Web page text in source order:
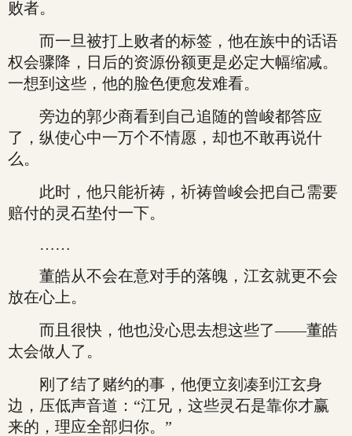
败者。
而一旦被打上败者的标签，他在族中的话语
权会骤降，日后的资源份额更是必定大幅缩减。
一想到这些，他的脸色便愈发难看。
旁边的郭少商看到自己追随的曾峻都答应
了，纵使心中一万个不情愿，却也不敢再说什
么。
此时，他只能祈祷，祈祷曾峻会把自己需要
赔付的灵石垫付一下。
……
董皓从不会在意对手的落魄，江玄就更不会
放在心上。
而且很快，他也没心思去想这些了——董皓
太会做人了。
刚了结了赌约的事，他便立刻凑到江玄身
边，压低声音道：“江兄，这些灵石是靠你才赢
来的，理应全部归你。”